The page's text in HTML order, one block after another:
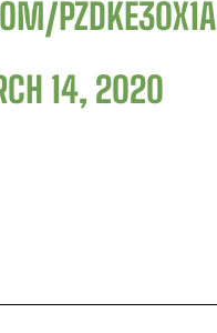
PZDKE30X1A
14, 2020